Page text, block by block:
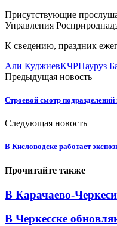
Присутствующие
Управления
К сведению, праздник
Али КуджиевКЧРНауруз
Предыдущая новость
Строевой смотр
Следующая новость
В Кисловодске работает
Прочитайте также
В Карачаево-
В Черкесске